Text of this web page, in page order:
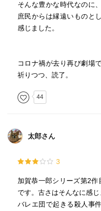
そして驚いたのは、物語
まうことだ。
加賀シリーズってこんな感
ミステリーとしての緊張
特の読後感が残った。
そして欲を言うならば加
だからこそ、もう少しペ
ここから加賀シリーズは
年内読破、まだ諦めていな
そんな豊かな時代なのに
庶民からは縁遠いものと
感じました。
コロナ禍が去り再び劇場
祈りつつ、読了。
44
太郎さん
3
加賀恭一郎シリーズ第2
です。古さはそんなに感じ
バレエ団で起きる殺人事